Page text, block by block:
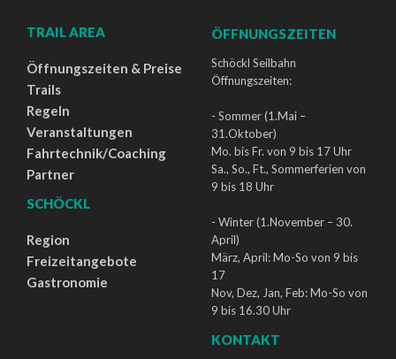
TRAIL AREA
Öffnungszeiten & Preise
Trails
Regeln
Veranstaltungen
Fahrtechnik/Coaching
Partner
SCHÖCKL
Region
Freizeitangebote
Gastronomie
ÖFFNUNGSZEITEN
Schöckl Seilbahn
Öffnungszeiten:
- Sommer (1.Mai –
31.Oktober)
Mo. bis Fr. von 9 bis 17 Uhr
Sa., So., Ft., Sommerferien von
9 bis 18 Uhr
- Winter (1.November – 30.
April)
März, April: Mo-So von 9 bis
17
Nov, Dez, Jan, Feb: Mo-So von
9 bis 16.30 Uhr
KONTAKT